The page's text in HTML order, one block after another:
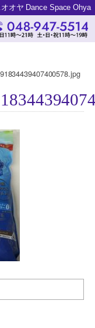
オヤ Dance Space Ohya